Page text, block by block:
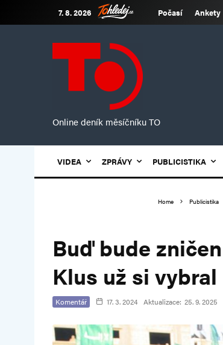
7. 8. 2026 Počasí Ankety
Online deník měsíčníku TO
VIDEA ZPRÁVY PUBLICISTIKA
Home Publicistika
Buď bude
Klus už si vybral
Komentář 17. 3. 2024 Aktualizace: 25. 9. 2025